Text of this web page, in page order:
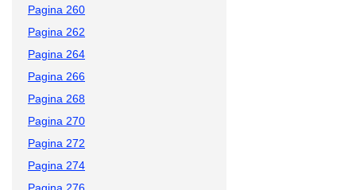
Pagina 260
Pagina 262
Pagina 264
Pagina 266
Pagina 268
Pagina 270
Pagina 272
Pagina 274
Pagina 276